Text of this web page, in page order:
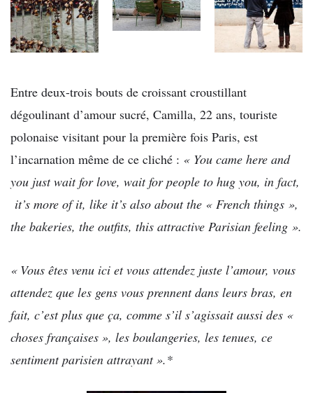
Entre deux-trois bouts de croissant croustillant
dégoulinant d’amour sucré, Camilla, 22 ans, touriste
polonaise visitant pour la première fois Paris, est
l’incarnation même de ce cliché : « You came here and
you just wait for love, wait for people to hug you, in fact,
it’s more of it, like it’s also about the « French things »,
the bakeries, the outfits, this attractive Parisian feeling ».
« Vous êtes venu ici et vous attendez juste l’amour, vous
attendez que les gens vous prennent dans leurs bras, en
fait, c’est plus que ça, comme s’il s’agissait aussi des «
choses françaises », les boulangeries, les tenues, ce
sentiment parisien attrayant ».*